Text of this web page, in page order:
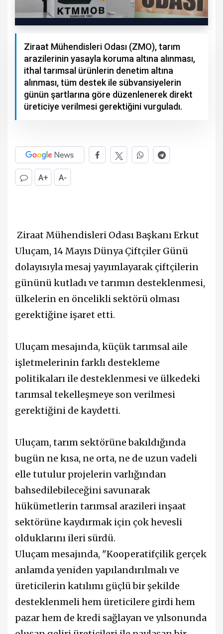
Ziraat Mühendisleri Odası (ZMO), tarım
arazilerinin yasayla koruma altına alınması,
ithal tarımsal ürünlerin denetim altına
alınması, tüm destek ile sübvansiyelerin
günün şartlarına göre düzenlenerek direkt
üreticiye verilmesi gerektiğini vurguladı.
A+ A-
Ziraat Mühendisleri Odası Başkanı Erkut
Uluçam, 14 Mayıs Dünya Çiftçiler Günü
dolayısıyla mesaj yayımlayarak çiftçilerin
gününü kutladı ve tarımın desteklenmesi,
ülkelerin en öncelikli sektörü olması
gerektiğine işaret etti.
Uluçam mesajında, küçük tarımsal aile
işletmelerinin farklı destekleme
politikaları ile desteklenmesi ve ülkedeki
tarımsal tekelleşmeye son verilmesi
gerektiğini de kaydetti.
Uluçam, tarım sektörüne bakıldığında
bugün ne kısa, ne orta, ne de uzun vadeli
elle tutulur projelerin varlığından
bahsedilebileceğini savunarak
hükümetlerin tarımsal arazileri inşaat
sektörüne kaydırmak için çok hevesli
olduklarını ileri sürdü.
Uluçam mesajında, "Kooperatifçilik gerçek
anlamda yeniden yapılandırılmalı ve
üreticilerin katılımı güçlü bir şekilde
desteklenmeli hem üreticilere girdi hem
pazar hem de kredi sağlayan ve yılsonunda